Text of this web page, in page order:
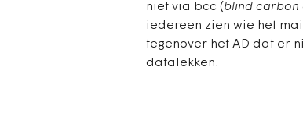
niet via bcc (blind carbon
iedereen zien wie het
tegenover het AD dat er
datalekken.